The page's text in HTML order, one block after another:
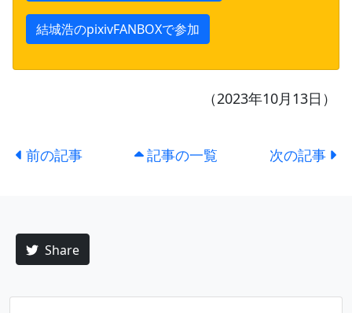
結城浩のpixivFANBOXで参加
（2023年10月13日）
前の記事 記事の一覧 次の記事
Share